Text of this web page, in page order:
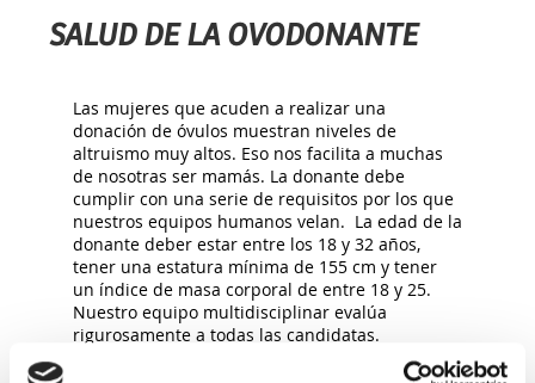
SALUD DE LA OVODONANTE
Las mujeres que acuden a realizar una
donación de óvulos muestran niveles de
altruismo muy altos. Eso nos facilita a muchas
de nosotras ser mamás. La donante debe
cumplir con una serie de requisitos por los que
nuestros equipos humanos velan. La edad de la
donante deber estar entre los 18 y 32 años,
tener una estatura mínima de 155 cm y tener
un índice de masa corporal de entre 18 y 25.
Nuestro equipo multidisciplinar evalúa
rigurosamente a todas las candidatas.
Evaluación y entrevista psicológica, evaluación